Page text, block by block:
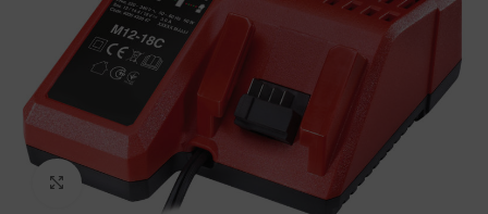
Click to enlarge